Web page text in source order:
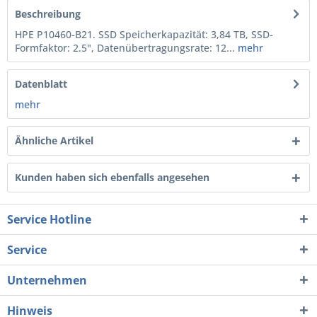
Beschreibung
HPE P10460-B21. SSD Speicherkapazität: 3,84 TB, SSD-
Formfaktor: 2.5", Datenübertragungsrate: 12... mehr
Datenblatt
mehr
Ähnliche Artikel
Kunden haben sich ebenfalls angesehen
Service Hotline
Service
Unternehmen
Hinweis